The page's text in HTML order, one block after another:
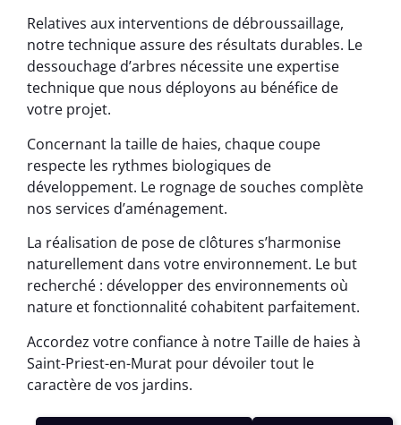
Relatives aux interventions de débroussaillage,
notre technique assure des résultats durables. Le
dessouchage d’arbres nécessite une expertise
technique que nous déployons au bénéfice de
votre projet.
Concernant la taille de haies, chaque coupe
respecte les rythmes biologiques de
développement. Le rognage de souches complète
nos services d’aménagement.
La réalisation de pose de clôtures s’harmonise
naturellement dans votre environnement. Le but
recherché : développer des environnements où
nature et fonctionnalité cohabitent parfaitement.
Accordez votre confiance à notre Taille de haies à
Saint-Priest-en-Murat pour dévoiler tout le
caractère de vos jardins.